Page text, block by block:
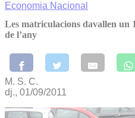
Economia Nacional
Les matriculacions davallen un
de l’any
M. S. C.
dj., 01/09/2011